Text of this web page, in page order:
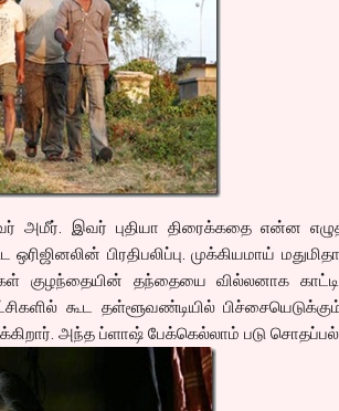
அமீர். இவர் புதியா திரைக்கதை என்ன
பிரதிபலிப்பு. முக்கியமாய்
தந்தையை வில்லனாக
கூட தள்ளூவண்டியில்
அந்த ப்ளாஷ் பேக்கெல்லாம் படு சொதப்பல்.